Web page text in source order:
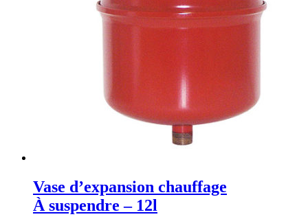
Vase d’expansion chauffage
À suspendre – 12l